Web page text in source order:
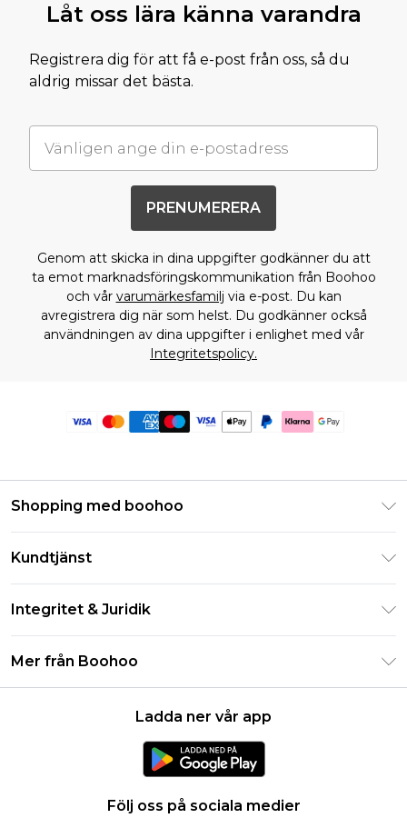
Låt oss lära känna varandra
Registrera dig för att få e-post från oss, så du
aldrig missar det bästa.
PRENUMERERA
Genom att skicka in dina uppgifter godkänner du att
ta emot marknadsföringskommunikation från Boohoo
och vår varumärkesfamilj via e-post. Du kan
avregistrera dig när som helst. Du godkänner också
användningen av dina uppgifter i enlighet med vår
Integritetspolicy.
Shopping med boohoo
Studentrabatt - UNiDAYS
Boohoo-appen
Storleksguide
Kundtjänst
Leveransinformation
Returnerar information
Integritet & Juridik
Integritetspolicy
Mer från Boohoo
Ladda ner vår app
Följ oss på sociala medier